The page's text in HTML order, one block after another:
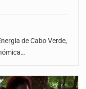
de Cabo Verde,